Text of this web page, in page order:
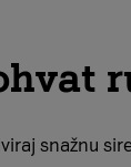
snažnu